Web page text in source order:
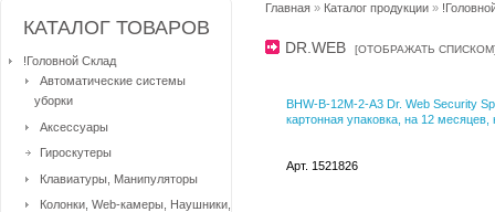
Главная » Каталог продукции »
DR.WEB [ОТОБРАЖАТЬ СПИСКОМ
BHW-B-12M-2-A3 Dr. Web Security
картонная упаковка, на 12 месяцев,
Арт. 1521826
КАТАЛОГ ТОВАРОВ
!Головной Склад
Автоматические системы
уборки
Аксессуары
Гироскутеры
Клавиатуры, Манипуляторы
Колонки, Web-камеры, Наушники,